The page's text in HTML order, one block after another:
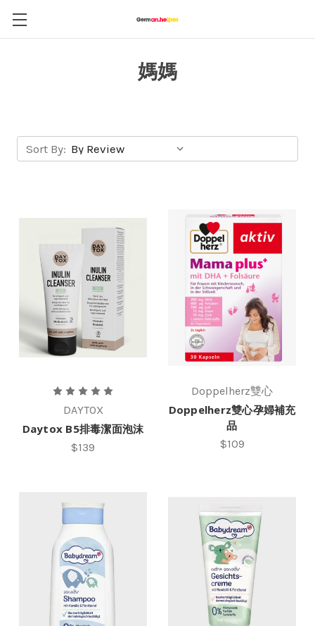
媽媽
Sort By:
DAYTOX
Daytox B5排毒潔面泡沫
$139
Doppelherz雙心
Doppelherz雙心孕婦補充
品
$109